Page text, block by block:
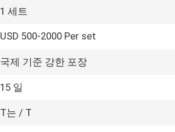
1 세트
USD 500-2000 Per set
국제 기준 강한 포장
15 일
T는 / T